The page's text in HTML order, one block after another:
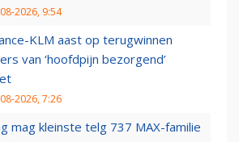
2026, 9:54
KLM aast op terugwinnen
van ‘hoofdpijn bezorgend’
2026, 7:26
mag kleinste telg 737 MAX-familie